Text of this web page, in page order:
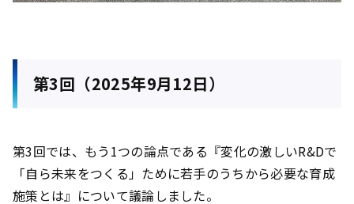
第3回（2025年9月12日）
第3回では、もう1つの論点である『変化の激しいR&Dで
「自ら未来をつくる」ために若手のうちから必要な育成
施策とは』について議論しました。